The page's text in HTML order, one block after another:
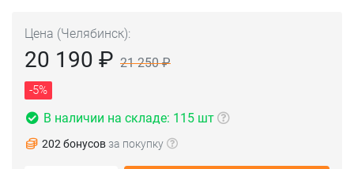
Цена (Челябинск):
20 190 ₽ 21 250 ₽
-5%
В наличии на складе: 115 шт
202 бонусов за покупку